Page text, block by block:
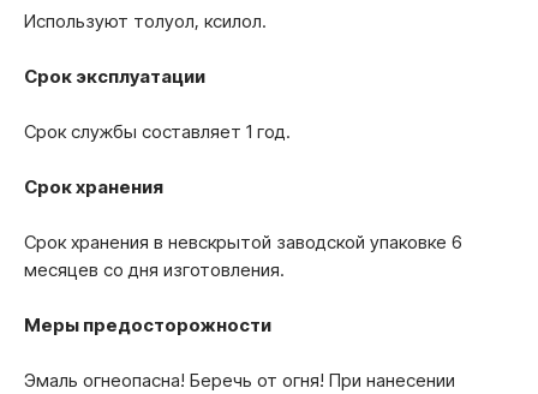
Используют толуол, ксилол.
Срок эксплуатации
Срок службы составляет 1 год.
Срок хранения
Срок хранения в невскрытой заводской упаковке 6
месяцев со дня изготовления.
Меры предосторожности
Эмаль огнеопасна! Беречь от огня! При нанесении